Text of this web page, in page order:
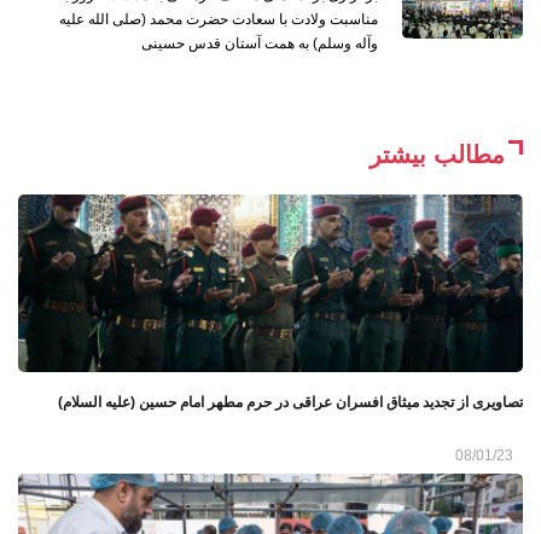
مناسبت ولادت با سعادت حضرت محمد (صلی الله علیه
وآله وسلم) به همت آستان قدس حسینی
مطالب بیشتر
تصاویری از تجدید میثاق افسران عراقی در حرم مطهر امام حسین (علیه السلام)
08/01/23